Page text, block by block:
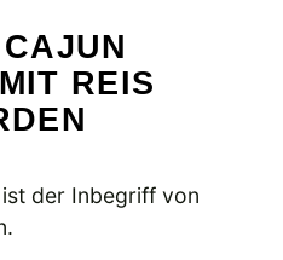
REIS
ist der Inbegriff von